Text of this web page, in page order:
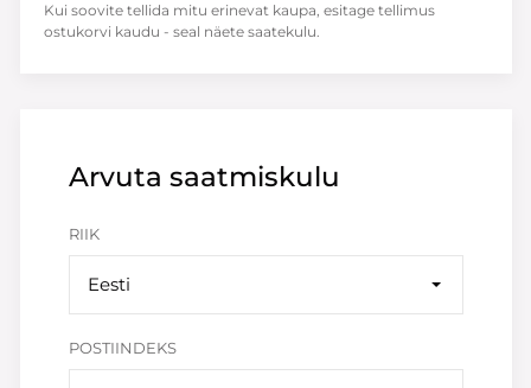
Arvuta saatmiskulu
RIIK
Eesti
POSTIINDEKS
Kui soovite tellida mitu erinevat kaupa, esitage tellimus
ostukorvi kaudu - seal näete saatekulu.